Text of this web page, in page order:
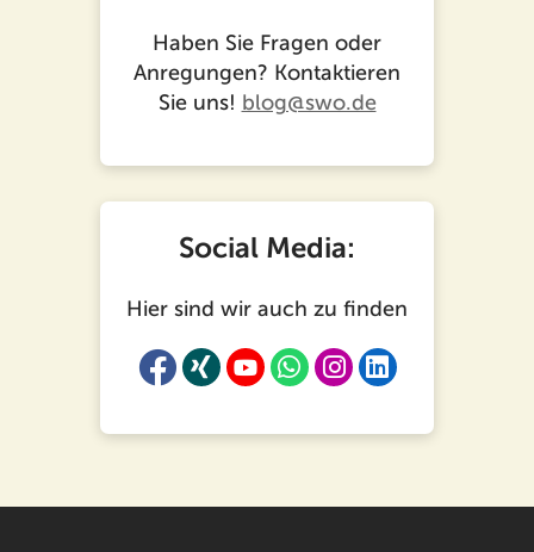
Haben Sie Fragen oder
Anregungen? Kontaktieren
Sie uns! blog@swo.de
Social Media:
Hier sind wir auch zu finden